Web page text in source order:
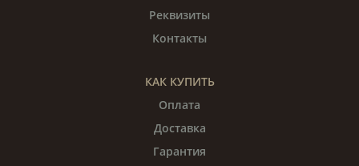
Реквизиты
Контакты
КАК КУПИТЬ
Оплата
Доставка
Гарантия